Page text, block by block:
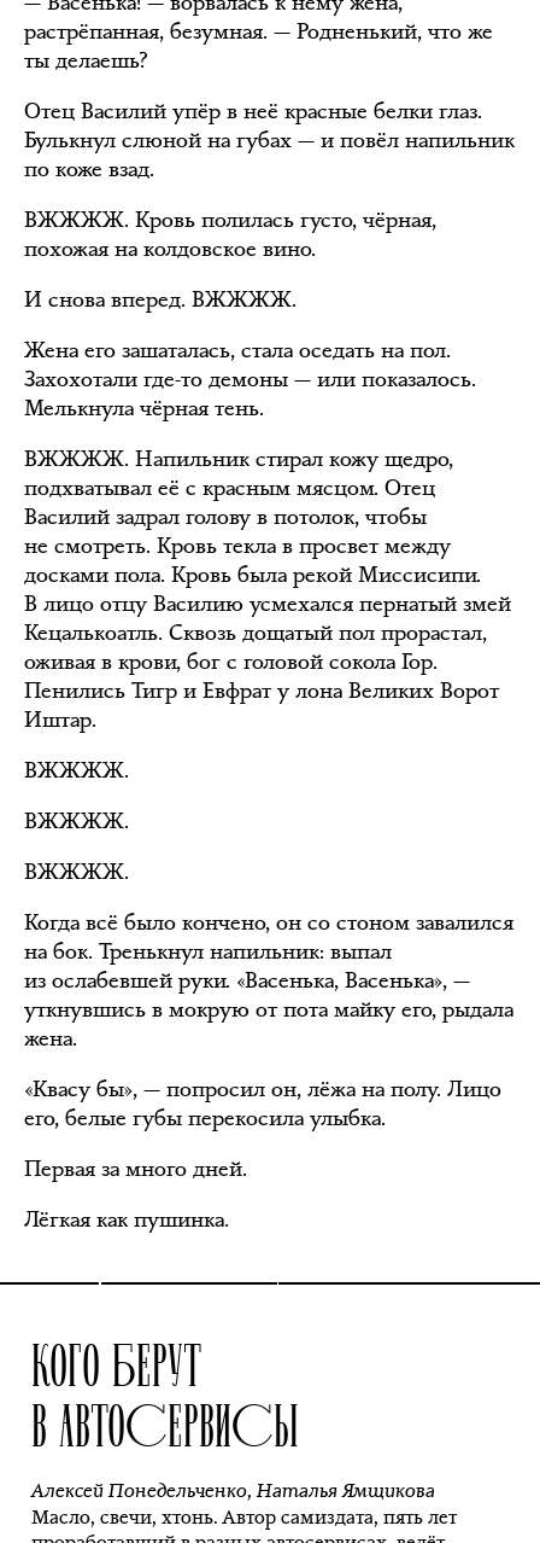
растрёпанная, безумная. — Родненький, что же
ты делаешь?
Отец Василий упёр в неё красные белки глаз.
Булькнул слюной на губах — и повёл напильник
по коже взад.
ВЖЖЖЖ. Кровь полилась густо, чёрная,
похожая на колдовское вино.
И снова вперед. ВЖЖЖЖ.
Жена его зашаталась, стала оседать на пол.
Захохотали где-то демоны — или показалось.
Мелькнула чёрная тень.
ВЖЖЖЖ. Напильник стирал кожу щедро,
подхватывал её с красным мясцом. Отец
Василий задрал голову в потолок, чтобы
не смотреть. Кровь текла в просвет между
досками пола. Кровь была рекой Миссисипи.
В лицо отцу Василию усмехался пернатый змей
Кецалькоатль. Сквозь дощатый пол прорастал,
оживая в крови, бог с головой сокола Гор.
Пенились Тигр и Евфрат у лона Великих Ворот
Иштар.
ВЖЖЖЖ.
ВЖЖЖЖ.
ВЖЖЖЖ.
Когда всё было кончено, он со стоном завалился
на бок. Тренькнул напильник: выпал
из ослабевшей руки. «Васенька, Васенька», —
уткнувшись в мокрую от пота майку его, рыдала
жена.
«Квасу бы», — попросил он, лёжа на полу. Лицо
его, белые губы перекосила улыбка.
Первая за много дней.
Лёгкая как пушинка.
КОГО БЕРУТ
В АВТОСЕРВИСЫ
Алексей Понедельченко,Наталья Ямщикова
Масло, свечи, хтонь. Автор самиздата, пять лет